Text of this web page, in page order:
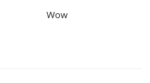
Wow